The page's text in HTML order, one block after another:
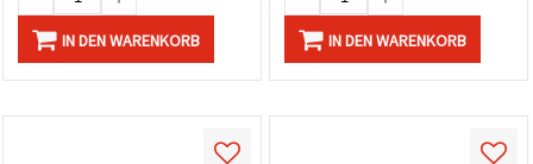
IN DEN WARENKORB IN DEN WARENKORB